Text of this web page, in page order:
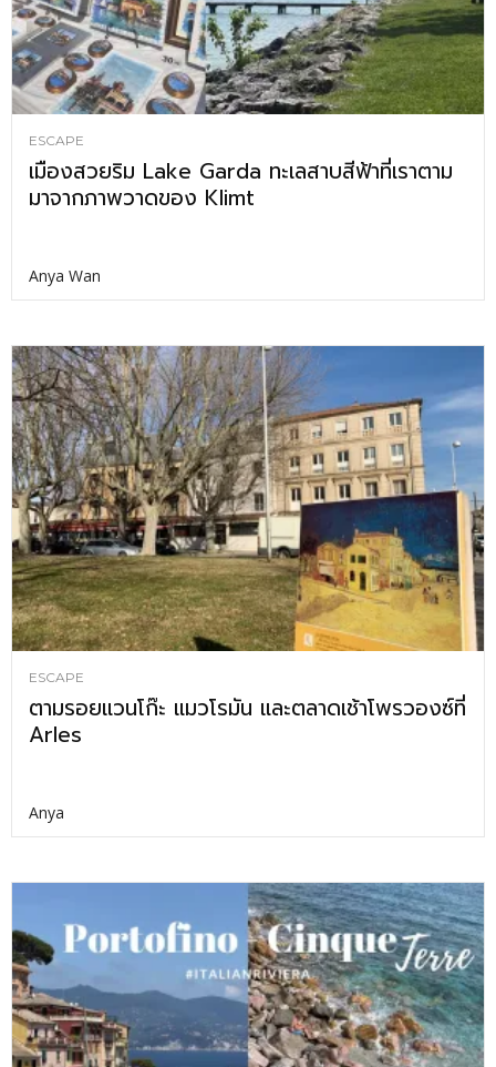
ESCAPE
เมืองสวยริม Lake Garda ทะเลสาบสีฟ้าที่เราตาม
มาจากภาพวาดของ Klimt
Anya Wan
ESCAPE
ตามรอยแวนโก๊ะ แมวโรมัน และตลาดเช้าโพรวองซ์ที่
Arles
Anya